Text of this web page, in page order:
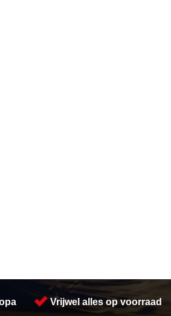
Vrijwel alles op voorraad